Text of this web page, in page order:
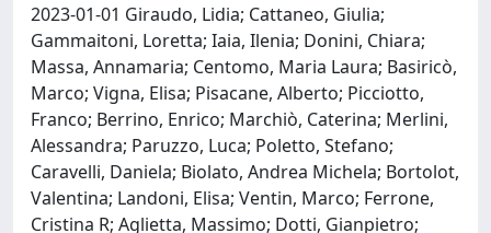
2023-01-01 Giraudo, Lidia; Cattaneo, Giulia;
Gammaitoni, Loretta; Iaia, Ilenia; Donini, Chiara;
Massa, Annamaria; Centomo, Maria Laura; Basiricò,
Marco; Vigna, Elisa; Pisacane, Alberto; Picciotto,
Franco; Berrino, Enrico; Marchiò, Caterina; Merlini,
Alessandra; Paruzzo, Luca; Poletto, Stefano;
Caravelli, Daniela; Biolato, Andrea Michela; Bortolot,
Valentina; Landoni, Elisa; Ventin, Marco; Ferrone,
Cristina R; Aglietta, Massimo; Dotti, Gianpietro;